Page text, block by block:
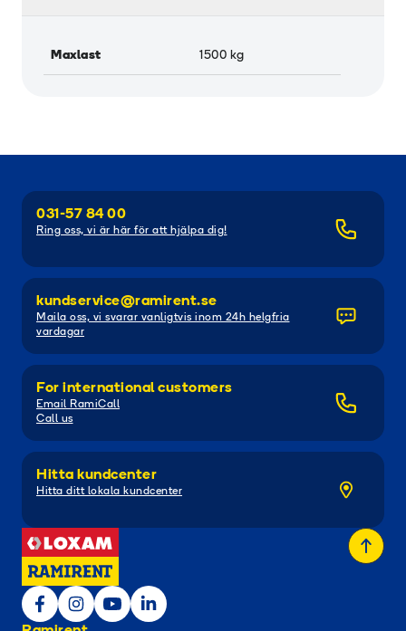
Maxlast 1500 kg
031-57 84 00
Ring oss, vi är här för att hjälpa dig!
kundservice@ramirent.se
Maila oss, vi svarar vanligtvis inom 24h helgfria
vardagar
For international customers
Email RamiCall
Call us
Hitta kundcenter
Hitta ditt lokala kundcenter